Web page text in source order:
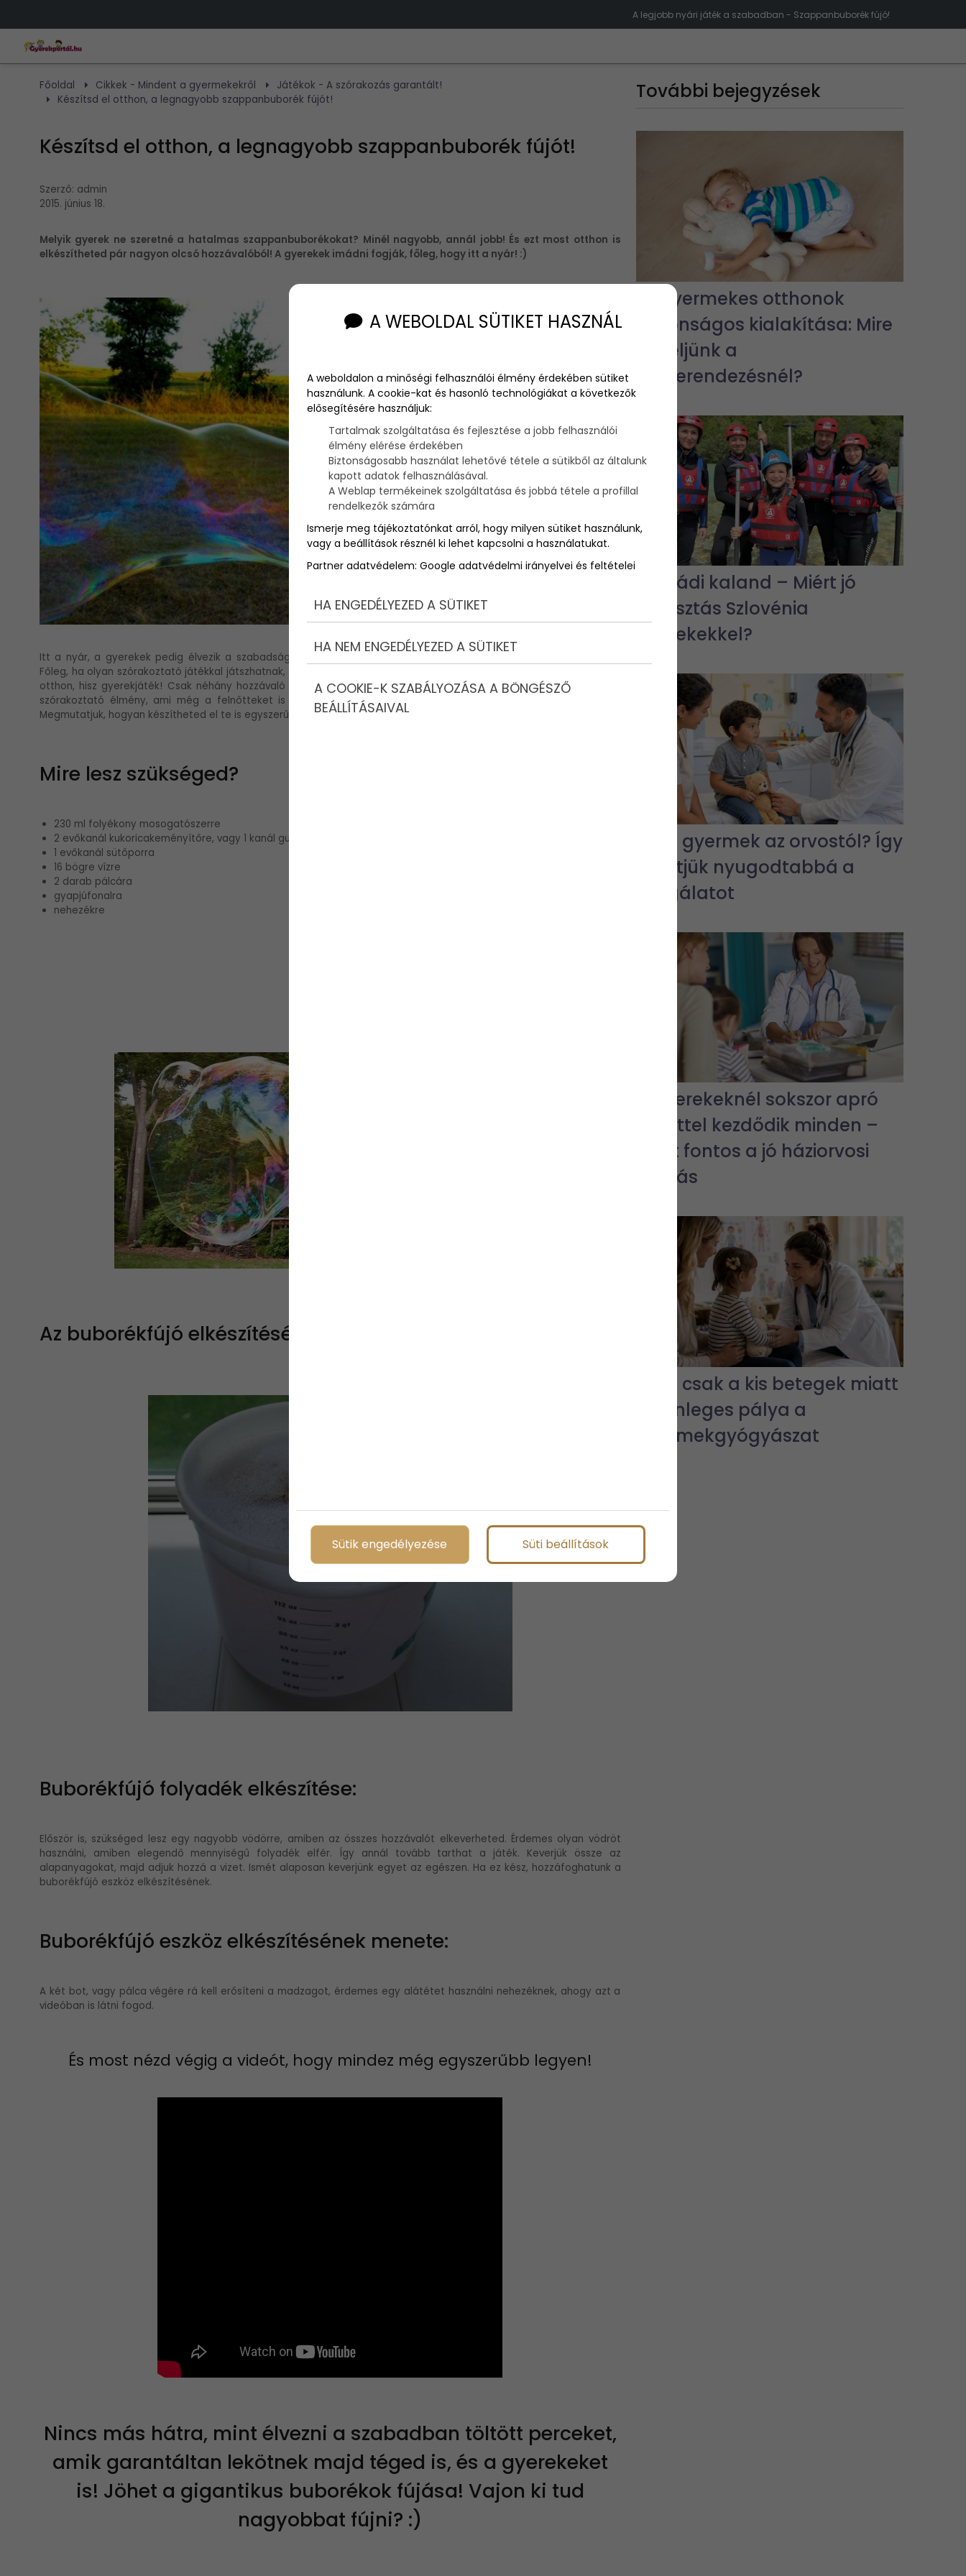
A legjobb nyári játék a szabadban - Szappanbuborék fújó!
Főoldal Cikkek - Mindent a gyermekekről
Játékok - A szórakozás garantált!
Készítsd el otthon, a legnagyobb szappanbuborék fújót!
Készítsd el otthon, a legnagyobb szappanbuborék fújót!
Szerző: admin
2015. június 18.
Melyik gyerek ne szeretné a hatalmas szappanbuborékokat? Minél nagyobb, annál jobb! És ezt most otthon is
elkészítheted pár nagyon olcsó hozzávalóból! A gyerekek imádni fogják, főleg, hogy itt a nyár! :)
Itt a nyár, a gyerekek pedig élvezik a szabadságot, és ilyenkor még inkább szeretik idejüket a szabadban tölteni.
Főleg, ha olyan szórakoztató játékkal játszhatnak, mint a szappanbuborék fújás! Most ezt te is könnyen elkészítheted
otthon, hisz gyerekjáték! Csak néhány hozzávaló kell hozzá, és te is gigantikus buborékokat fújhatsz! Ez egy olyan
szórakoztató élmény, ami még a felnőtteket is leköti! Irány hát a szabad, és indulhat a szappanbuborék fújás!
Megmutatjuk, hogyan készítheted el te is egyszerűen ezt az izgalmas játékot :) Egyáltalán nem nehéz!
Mire lesz szükséged?
230 ml folyékony mosogatószerre
2 evőkanál kukoricakeményítőre, vagy 1 kanál guargumiból készült lisztre
1 evőkanál sütőporra
16 bögre vízre
2 darab pálcára
gyapjúfonalra
nehezékre
Az buborékfújó elkészítésének menete:
Buborékfújó folyadék elkészítése:
Először is, szükséged lesz egy nagyobb vödörre, amiben az összes hozzávalót elkeverheted. Érdemes olyan vödröt
használni, amiben elegendő mennyiségű folyadék elfér. Így annál tovább tarthat a játék. Keverjük össze az
alapanyagokat, majd adjuk hozzá a vizet. Ismét alaposan keverjünk egyet az egészen. Ha ez kész, hozzáfoghatunk a
buborékfújó eszköz elkészítésének.
Buborékfújó eszköz elkészítésének menete:
A két bot, vagy pálca végére rá kell erősíteni a madzagot, érdemes egy alátétet használni nehezéknek, ahogy azt a
videóban is látni fogod.
És most nézd végig a videót, hogy mindez még egyszerűbb legyen!
Nincs más hátra, mint élvezni a szabadban töltött perceket,
amik garantáltan lekötnek majd téged is, és a gyerekeket
is! Jöhet a gigantikus buborékok fújása! Vajon ki tud
nagyobbat fújni? :)
További bejegyzések
Kisgyermekes otthonok
biztonságos kialakítása: Mire
figyeljünk a
lakberendezésnél?
Családi kaland – Miért jó
választás Szlovénia
gyerekekkel?
Fél a gyermek az orvostól? Így
tehetjük nyugodtabbá a
vizsgálatot
A gyerekeknél sokszor apró
tünettel kezdődik minden –
ezért fontos a jó háziorvosi
ellátás
Nem csak a kis betegek miatt
különleges pálya a
gyermekgyógyászat
A WEBOLDAL SÜTIKET HASZNÁL
A weboldalon a minőségi felhasználói élmény érdekében sütiket
használunk. A cookie-kat és hasonló technológiákat a következők
elősegítésére használjuk:
Tartalmak szolgáltatása és fejlesztése a jobb felhasználói
élmény elérése érdekében
Biztonságosabb használat lehetővé tétele a sütikből az általunk
kapott adatok felhasználásával.
A Weblap termékeinek szolgáltatása és jobbá tétele a profillal
rendelkezők számára
Ismerje meg tájékoztatónkat arról, hogy milyen sütiket használunk,
vagy a beállítások résznél ki lehet kapcsolni a használatukat.
Partner adatvédelem: Google adatvédelmi irányelvei és feltételei
HA ENGEDÉLYEZED A SÜTIKET
HA NEM ENGEDÉLYEZED A SÜTIKET
A COOKIE-K SZABÁLYOZÁSA A BÖNGÉSZŐ
BEÁLLÍTÁSAIVAL
Sütik engedélyezése Süti beállítások